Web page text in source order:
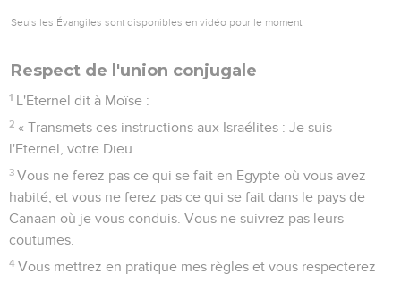
Seuls les Évangiles sont disponibles en vidéo pour le moment.
Respect de l'union conjugale
1 L'Eternel dit à Moïse :
2 « Transmets ces instructions aux Israélites : Je suis
l'Eternel, votre Dieu.
3 Vous ne ferez pas ce qui se fait en Egypte où vous avez
habité, et vous ne ferez pas ce qui se fait dans le pays de
Canaan où je vous conduis. Vous ne suivrez pas leurs
coutumes.
4 Vous mettrez en pratique mes règles et vous respecterez